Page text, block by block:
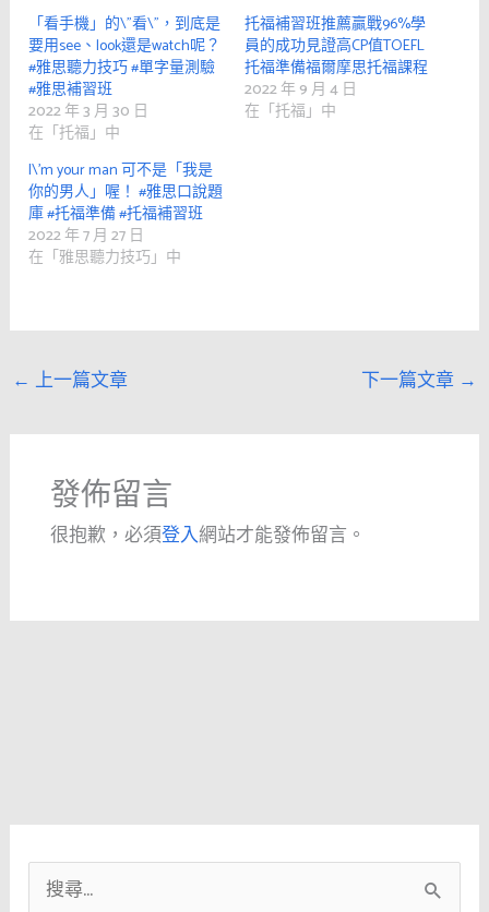
「看手機」的\”看\”，到底是
要用see、look還是watch呢？
#雅思聽力技巧 #單字量測驗
#雅思補習班
2022 年 3 月 30 日
在「托福」中
托福補習班推薦贏戰96%學
員的成功見證高CP值TOEFL
托福準備福爾摩思托福課程
2022 年 9 月 4 日
在「托福」中
I\’m your man 可不是「我是
你的男人」喔！ #雅思口說題
庫 #托福準備 #托福補習班
2022 年 7 月 27 日
在「雅思聽力技巧」中
← 上一篇文章 下一篇文章 →
發佈留言
很抱歉，必須登入網站才能發佈留言。